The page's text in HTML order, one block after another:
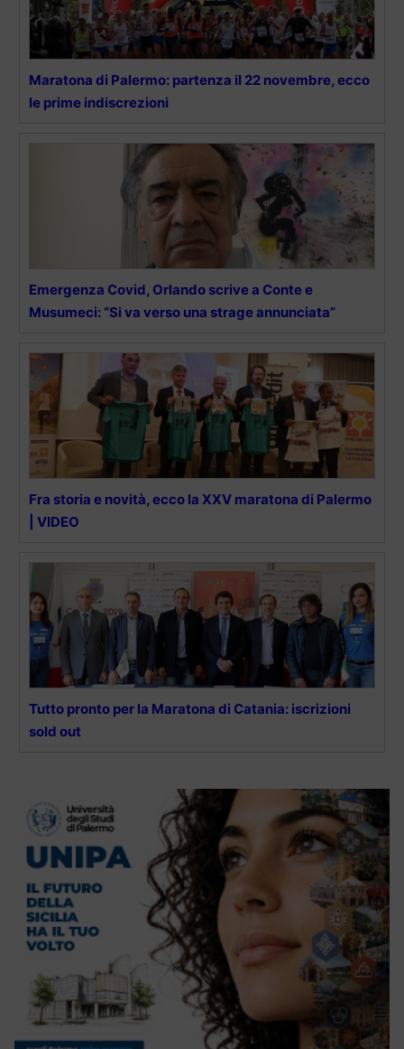
Maratona di Palermo: partenza il 22 novembre, ecco
le prime indiscrezioni
Emergenza Covid, Orlando scrive a Conte e
Musumeci: “Si va verso una strage annunciata”
Fra storia e novità, ecco la XXV maratona di Palermo
| VIDEO
Tutto pronto per la Maratona di Catania: iscrizioni
sold out